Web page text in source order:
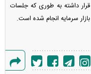
داشته به طوری که جلسات
سرمایه انجام شده است.